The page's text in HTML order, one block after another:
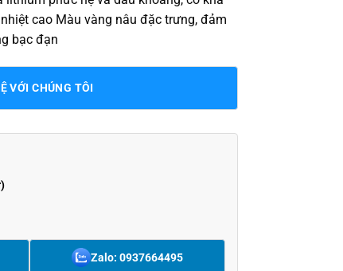
cao Màu vàng nâu đặc trưng, đảm
bạc đạn
VỚI CHÚNG TÔI
Zalo: 0937664495